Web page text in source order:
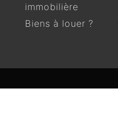
immobilière
Biens à louer ?